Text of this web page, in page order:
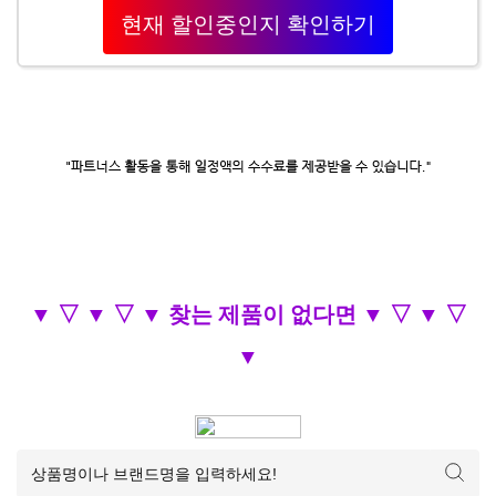
현재 할인중인지 확인하기
▼ ▽ ▼ ▽ ▼ 찾는 제품이 없다면 ▼ ▽ ▼ ▽
▼